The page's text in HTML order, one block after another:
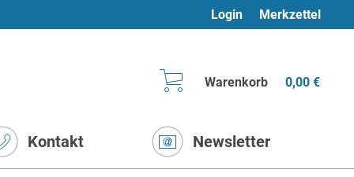
Login Merkzettel
Warenkorb 0,00 €
Kontakt Newsletter